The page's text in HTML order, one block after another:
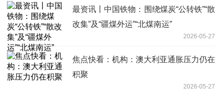
最资讯丨中国铁物：围绕煤炭“公转铁”“散
改集”及“疆煤外运”“北煤南运”
2026-05-27
焦点快看：机构：澳大利亚通胀压力仍在
积聚
2026-05-27